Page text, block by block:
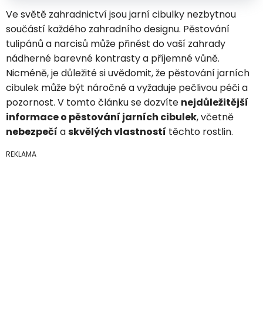
Ve světě zahradnictví jsou jarní cibulky nezbytnou
součástí každého zahradního designu. Pěstování
tulipánů a narcisů může přinést do vaší zahrady
nádherné barevné kontrasty a příjemné vůně.
Nicméně, je důležité si uvědomit, že pěstování jarních
cibulek může být náročné a vyžaduje pečlivou péči a
pozornost. V tomto článku se dozvíte nejdůležitější
informace o pěstování jarních cibulek, včetně
nebezpečí askvělých vlastností těchto rostlin.
REKLAMA